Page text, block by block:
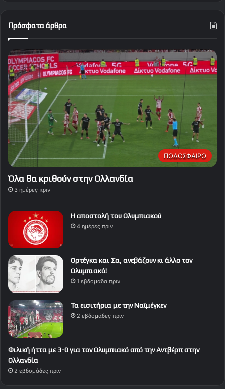
Πρόσφατα άρθρα
ΠΟΔΟΣΦΑΙΡΟ
Όλα θα κριθούν στην Ολλανδία
3 ημέρες πριν
Η αποστολή του Ολυμπιακού
4 ημέρες πριν
Ορτέγκα και Σα, ανεβάζουν κι άλλο τον
Ολυμπιακό!
1 εβδομάδα πριν
Τα εισιτήρια με την Ναϊμέγκεν
2 εβδομάδες πριν
Φιλική ήττα με 3-0 για τον Ολυμπιακό από την Αντβέρπ στην
Ολλανδία
2 εβδομάδες πριν